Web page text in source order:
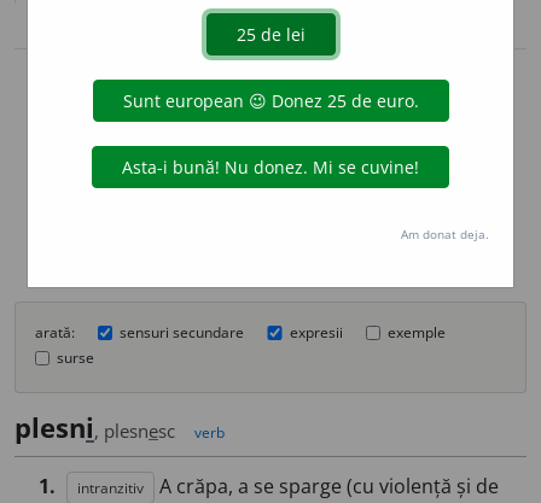
pronunție volume_up
info
Aceste definiții sunt compilate de
echipa dexonline. Definițiile
originale se află pe filadefiniții.
Puteți reordona filele pe pagina de
arată: sensuri secundare expresii
exemple
surse
plesni, plesnesc verb
1. intranzitiv
A crăpa, a se sparge (cu violență și de
Am donat deja.